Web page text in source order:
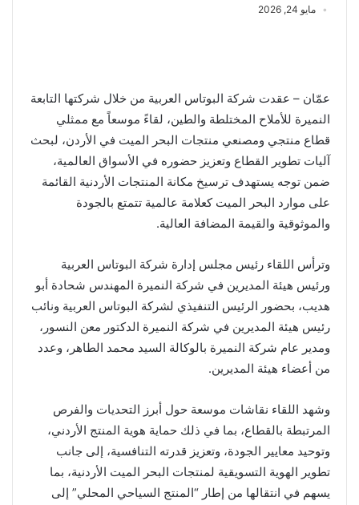
مايو 24, 2026
عمّان – عقدت شركة البوتاس العربية من خلال شركتها التابعة
النميرة للأملاح المختلطة والطين، لقاءً موسعاً مع ممثلي
قطاع منتجي ومصنعي منتجات البحر الميت في الأردن، لبحث
آليات تطوير القطاع وتعزيز حضوره في الأسواق العالمية،
ضمن توجه يستهدف ترسيخ مكانة المنتجات الأردنية القائمة
على موارد البحر الميت كعلامة عالمية تتمتع بالجودة
والموثوقية والقيمة المضافة العالية.
وترأس اللقاء رئيس مجلس إدارة شركة البوتاس العربية
ورئيس هيئة المديرين في شركة النميرة المهندس شحادة أبو
هديب، بحضور الرئيس التنفيذي لشركة البوتاس العربية ونائب
رئيس هيئة المديرين في شركة النميرة الدكتور معن النسور،
ومدير عام شركة النميرة بالوكالة السيد محمد الطاهر، وعدد
من أعضاء هيئة المديرين.
وشهد اللقاء نقاشات موسعة حول أبرز التحديات والفرص
المرتبطة بالقطاع، بما في ذلك حماية هوية المنتج الأردني،
وتوحيد معايير الجودة، وتعزيز قدرته التنافسية، إلى جانب
تطوير الهوية التسويقية لمنتجات البحر الميت الأردنية، بما
يسهم في انتقالها من إطار “المنتج السياحي المحلي” إلى